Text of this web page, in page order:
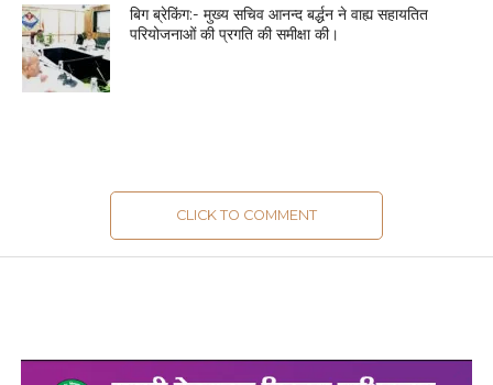
बिग ब्रेकिंग:- मुख्य सचिव आनन्द बर्द्धन ने वाह्य सहायतित
परियोजनाओं की प्रगति की समीक्षा की।
CLICK TO COMMENT